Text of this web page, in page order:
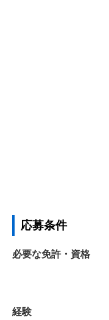
応募条件
必要な免許・資格
経験